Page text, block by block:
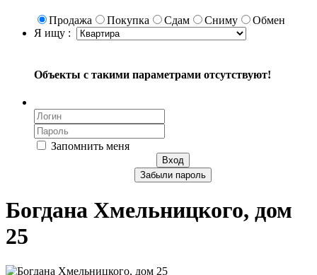
Продажа Покупка Сдам Сниму
Обмен
Я ищу :
Объекты с такими параметрами отсутствуют!
Запомнить меня
Вход
Забыли пароль
Богдана Хмельницкого, дом
25